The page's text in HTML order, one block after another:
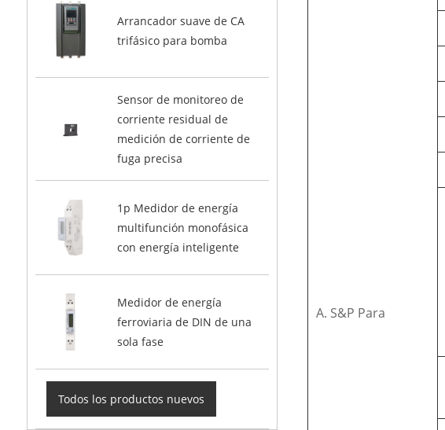
Arrancador suave de CA
trifásico para bomba
Sensor de monitoreo de
corriente residual de
medición de corriente de
fuga precisa
1p Medidor de energía
multifunción monofásica
con energía inteligente
Medidor de energía
ferroviaria de DIN de una
sola fase
Todos los productos nuevos
A. S&P Para